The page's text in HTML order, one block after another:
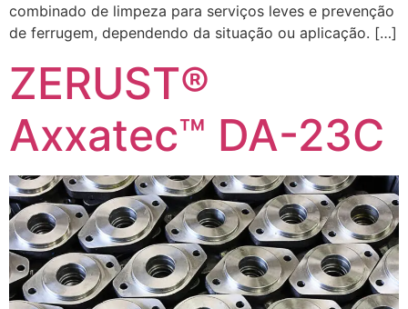
combinado de limpeza para serviços leves e prevenção
de ferrugem, dependendo da situação ou aplicação. […]
ZERUST®
Axxatec™ DA-23C